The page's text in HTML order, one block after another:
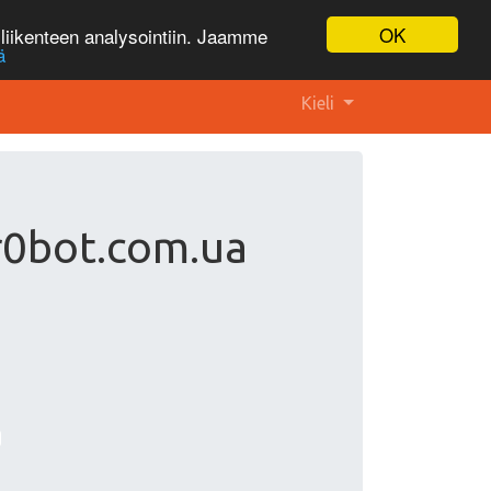
OK
analysointiin. Jaamme
Kieli